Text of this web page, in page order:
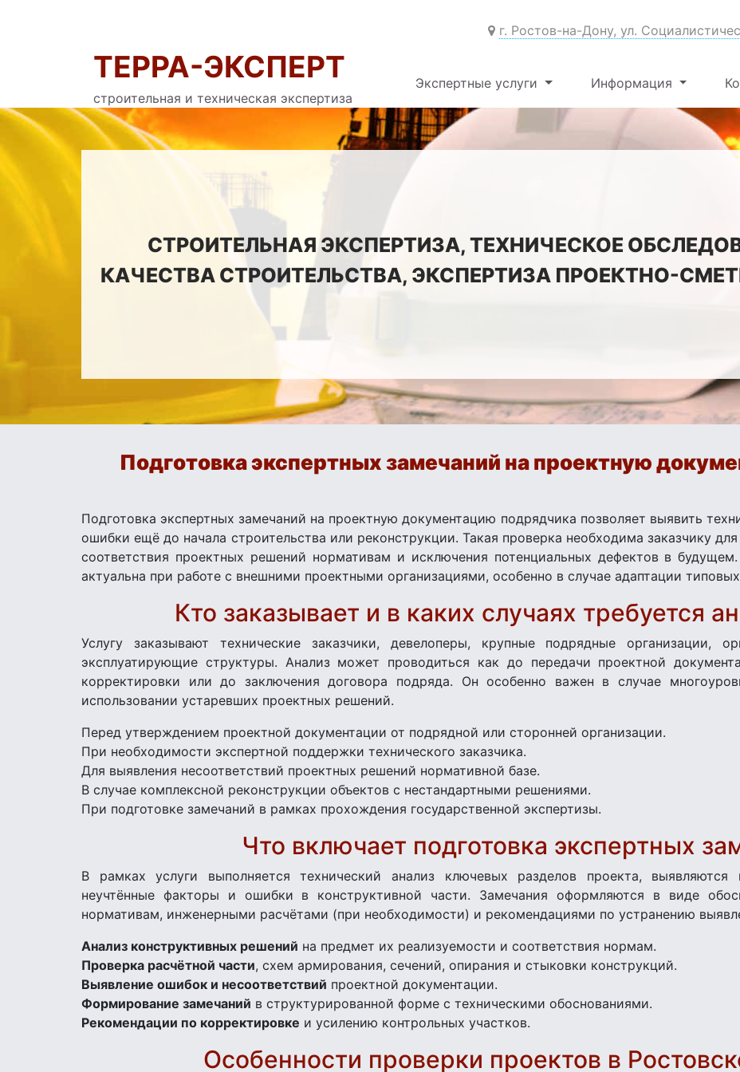
ТЕРРА-ЭКСПЕРТ
строительная и техническая экспертиза
г. Ростов-на-Дону, ул.
Экспертные услуги Информация
СТРОИТЕЛЬНАЯ ЭКСПЕРТИЗА, ТЕХНИЧЕСКОЕ
КАЧЕСТВА СТРОИТЕЛЬСТВА, ЭКСПЕРТИЗА ПРОЕКТНО-
Подготовка экспертных замечаний на проектную
Подготовка экспертных замечаний на проектную документацию подрядчика позволяет выявить
ошибки ещё до начала строительства или реконструкции. Такая проверка необходима заказчику
соответствия проектных решений нормативам и исключения потенциальных дефектов в
актуальна при работе с внешними проектными организациями, особенно в случае адаптации
Кто заказывает и в каких случаях требуется
Услугу заказывают технические заказчики, девелоперы, крупные подрядные организации,
эксплуатирующие структуры. Анализ может проводиться как до передачи проектной
корректировки или до заключения договора подряда. Он особенно важен в случае
использовании устаревших проектных решений.
Перед утверждением проектной документации от подрядной или сторонней организации.
При необходимости экспертной поддержки технического заказчика.
Для выявления несоответствий проектных решений нормативной базе.
В случае комплексной реконструкции объектов с нестандартными решениями.
При подготовке замечаний в рамках прохождения государственной экспертизы.
Что включает подготовка экспертных
В рамках услуги выполняется технический анализ ключевых разделов проекта, выявляются
неучтённые факторы и ошибки в конструктивной части. Замечания оформляются в виде
нормативам, инженерными расчётами (при необходимости) и рекомендациями по устранению
Анализ конструктивных решений на предмет их реализуемости и соответствия нормам.
Проверка расчётной части, схем армирования, сечений, опирания и стыковки конструкций.
Выявление ошибок и несоответствий проектной документации.
Формирование замечаний в структурированной форме с техническими обоснованиями.
Рекомендации по корректировке и усилению контрольных участков.
Особенности проверки проектов в